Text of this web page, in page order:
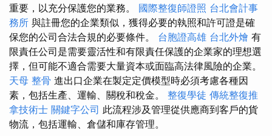
重要，以充分保護您的業務。 國際整復師證照 台北會計事
務所 與註冊您的企業類似，獲得必要的執照和許可證是確
保您的公司合法合規的必要條件。 台胞證高雄 台北外燴 有
限責任公司是需要靈活性和有限責任保護的企業家的理想選
擇，但可能不適合需要大量資本或面臨高法律風險的企業。
天母 整骨 進出口企業在製定定價模型時必須考慮各種因
素，包括生產、運輸、關稅和稅金。 整復學徒 傳統整復推
拿技術士 關鍵字公司 此流程涉及管理從供應商到客戶的貨
物流，包括運輸、倉儲和庫存管理。